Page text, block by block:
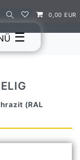
0,00 EUR
☰
(RAL